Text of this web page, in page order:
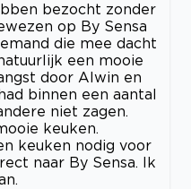
bezocht zonder
op By Sensa
die mee dacht
een mooie
door Alwin en
binnen een aantal
niet zagen.
keuken.
keuken nodig voor
naar By Sensa. Ik